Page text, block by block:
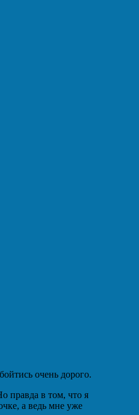
очень дорого.
правда в том, что я
а ведь мне уже